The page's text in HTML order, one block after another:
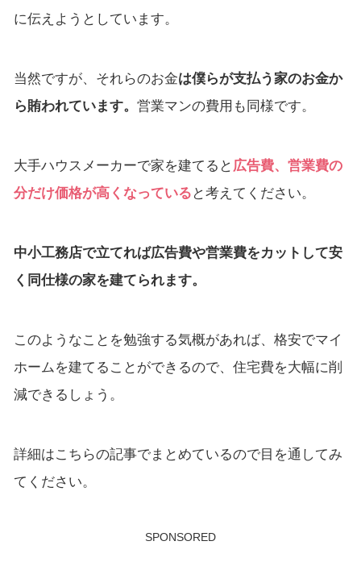
に伝えようとしています。
当然ですが、それらのお金は僕らが支払う家のお金か
ら賄われています。 営業マンの費用も同様です。
大手ハウスメーカーで家を建てると 広告費、営業費の
分だけ価格が高くなっている と考えてください。
中小工務店で立てれば広告費や営業費をカットして安
く同仕様の家を建てられます。
このようなことを勉強する気概があれば、格安でマイ
ホームを建てることができるので、住宅費を大幅に削
減できるしょう。
詳細はこちらの記事でまとめているので目を通してみ
てください。
SPONSORED